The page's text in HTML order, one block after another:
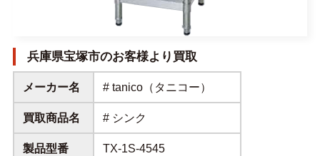
兵庫県宝塚市のお客様より買取
メーカー名 # tanico（タニコー）
買取商品名 # シンク
製品型番 TX-1S-4545